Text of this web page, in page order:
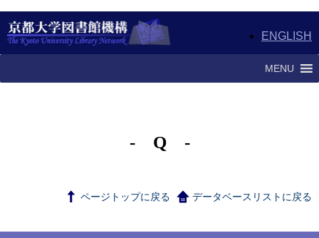
ENGLISH
MENU
- Q -
ページトップに戻る データベースリストに戻る